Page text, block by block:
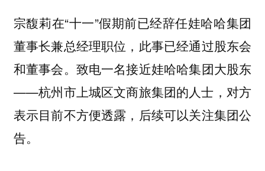
宗馥莉在“十一”假期前已经辞任娃哈哈集团
董事长兼总经理职位，此事已经通过股东会
和董事会。致电一名接近娃哈哈集团大股东
——杭州市上城区文商旅集团的人士，对方
表示目前不方便透露，后续可以关注集团公
告。